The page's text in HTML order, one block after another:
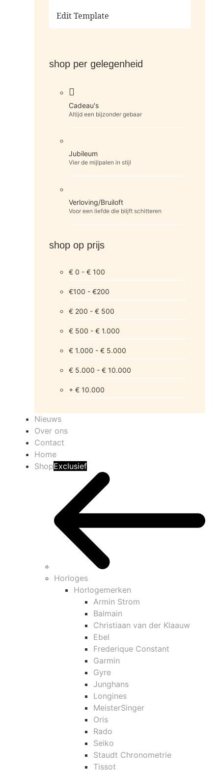
Edit Template
shop per gelegenheid
Cadeau's
Altijd een bijzonder gebaar
Jubileum
Vier de mijlpalen in stijl
Verloving/Bruiloft
Voor een liefde die blijft schitteren
shop op prijs
€ 0 - € 100
€100 - €200
€ 200 - € 500
€ 500 - € 1.000
€ 1.000 - € 5.000
€ 5.000 - € 10.000
+ € 10.000
Nieuws
Over ons
Contact
Home
ShopExclusief
Horloges
Horlogemerken
Armin Strom
Balmain
Christiaan van der Klaauw
Ebel
Frederique Constant
Garmin
Gyre
Junghans
Longines
MeisterSinger
Oris
Rado
Seiko
Staudt Chronometrie
Tissot